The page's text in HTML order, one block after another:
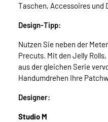
Taschen, Accessoires und
Design-Tipp:
Nutzen Sie neben der
Precuts. Mit den Jelly
aus der gleichen Serie
Handumdrehen Ihre
Designer:
Studio M